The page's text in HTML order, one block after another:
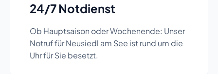
24/7 Notdienst
Ob Hauptsaison oder Wochenende: Unser
Notruf für Neusiedl am See ist rund um die
Uhr für Sie besetzt.